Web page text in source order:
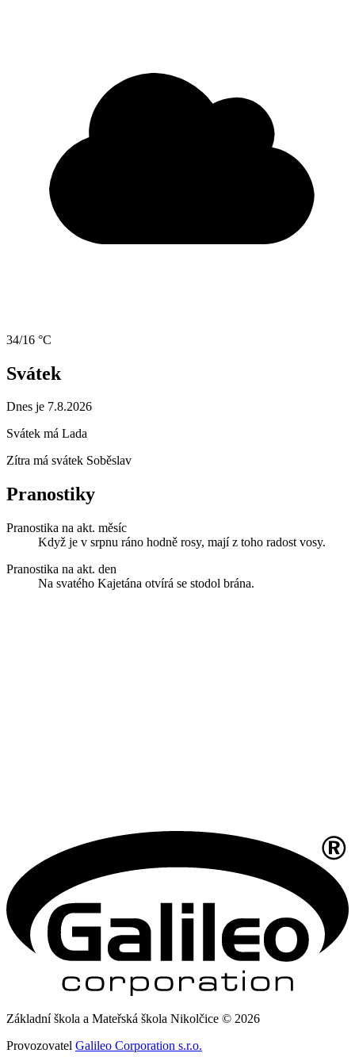
34/16 °C
Svátek
Dnes je 7.8.2026
Svátek má Lada
Zítra má svátek Soběslav
Pranostiky
Pranostika na akt. měsíc
Když je v srpnu ráno hodně rosy, mají z toho radost vosy.
Pranostika na akt. den
Na svatého Kajetána otvírá se stodol brána.
Základní škola a Mateřská škola Nikolčice © 2026
Provozovatel Galileo Corporation s.r.o.